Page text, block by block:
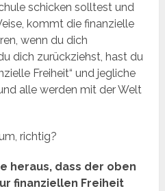
schicken solltest und
kommt die finanzielle
wenn du dich
dich zurückziehst, hast du
Freiheit“ und jegliche
alle werden mit der Welt
richtig?
heraus, dass der oben
finanziellen Freiheit